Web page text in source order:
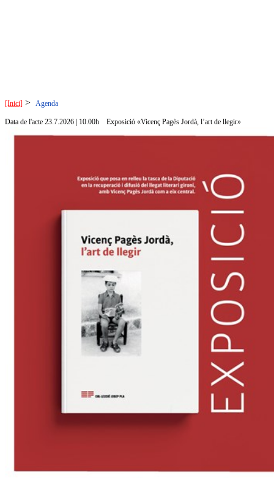
[Inici] > Agenda
Data de l'acte 23.7.2026 | 10.00h Exposició «Vicenç Pagès Jordà, l’art de llegir»